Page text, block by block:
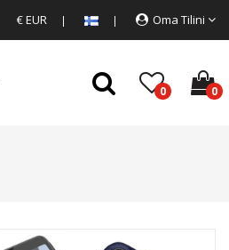
€ EUR Oma Tilini
0 0